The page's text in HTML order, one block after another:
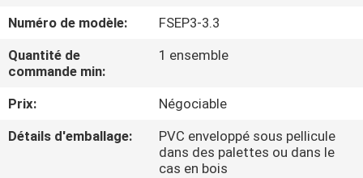
NOUS
DE
L'USINE
Numéro de modèle:
FSEP3-3.3
Quantité de
commande min:
1 ensemble
Prix:
Négociable
Détails d'emballage:
PVC enveloppé sous pellicule
dans des palettes ou dans le
cas en bois